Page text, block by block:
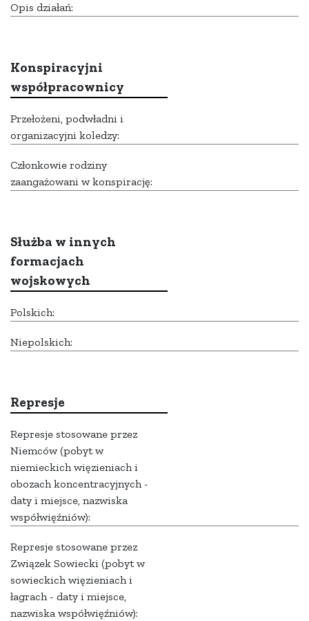
Opis działań:
Konspiracyjni
współpracownicy
Przełożeni, podwładni i
organizacyjni koledzy:
Członkowie rodziny
zaangażowani w konspirację:
Służba w innych
formacjach
wojskowych
Polskich:
Niepolskich:
Represje
Represje stosowane przez
Niemców (pobyt w
niemieckich więzieniach i
obozach koncentracyjnych -
daty i miejsce, nazwiska
współwięźniów):
Represje stosowane przez
Związek Sowiecki (pobyt w
sowieckich więzieniach i
łagrach - daty i miejsce,
nazwiska współwięźniów):